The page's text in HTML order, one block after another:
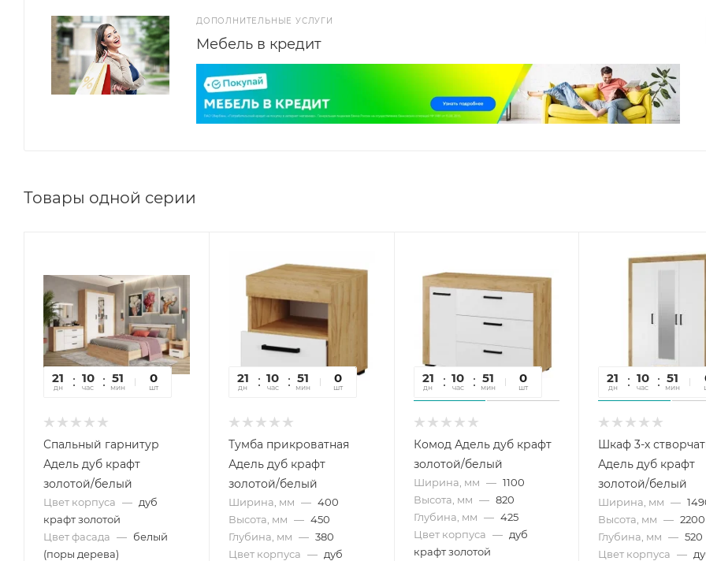
ДОПОЛНИТЕЛЬНЫЕ УСЛУГИ
Мебель в кредит
Товары одной серии
21
дн
10
час
51
мин
31
сек
0
шт
Спальный гарнитур
Адель дуб крафт
золотой/белый
Цвет корпуса — дуб
крафт золотой
Цвет фасада — белый
(поры дерева)
21
дн
10
час
51
мин
31
сек
0
шт
Тумба прикроватная
Адель дуб крафт
золотой/белый
Ширина, мм — 400
Высота, мм — 450
Глубина, мм — 380
Цвет корпуса — дуб
21
дн
10
час
51
мин
31
сек
0
шт
Комод Адель дуб крафт
золотой/белый
Ширина, мм — 1100
Высота, мм — 820
Глубина, мм — 425
Цвет корпуса — дуб
крафт золотой
21
дн
10
час
51
мин
Шкаф 3-х
Адель дуб крафт
золотой/белый
Ширина, мм —
Высота, мм — 2200
Глубина, мм — 520
Цвет корпуса —